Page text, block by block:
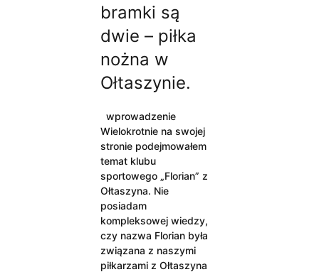
bramki są
dwie – piłka
nożna w
Ołtaszynie.
wprowadzenie
Wielokrotnie na swojej
stronie podejmowałem
temat klubu
sportowego „Florian” z
Ołtaszyna. Nie
posiadam
kompleksowej wiedzy,
czy nazwa Florian była
związana z naszymi
piłkarzami z Ołtaszyna